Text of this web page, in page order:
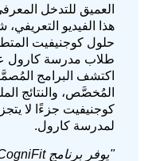
العميق للتدخل
هذا الفيديو
حلول كوجنيفيت
طلاب مدرسة كارول
اكتشف البرامج
المُخصَّص، والنتائج
كوجنيفيت جزءًا لا
لمدرسة كارول.